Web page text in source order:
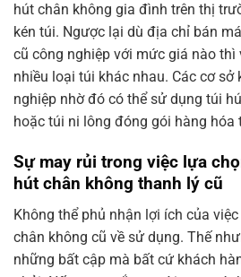
hút chân không gia đình trên thị
kén túi. Ngược lại dù địa chỉ bán
cũ công nghiệp với mức giá nào thì
nhiều loại túi khác nhau. Các cơ sở
nghiệp nhờ đó có thể sử dụng túi
hoặc túi ni lông đóng gói hàng hóa
Sự may rủi trong việc lựa
hút chân không thanh lý cũ
Không thể phủ nhận lợi ích của
chân không cũ về sử dụng. Thế
những bất cập mà bất cứ khách